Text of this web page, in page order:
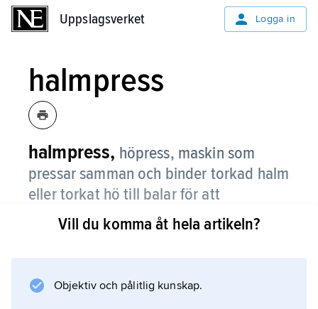
Uppslagsverket Logga in
halmpress
halmpress, höpress, maskin som
pressar samman och binder torkad halm
eller torkat hö till balar för att
underlätta transport och lagring.
Rundbalspressar formar tunga, cylindriska
Vill du komma åt hela artikeln?
Objektiv och pålitlig kunskap.